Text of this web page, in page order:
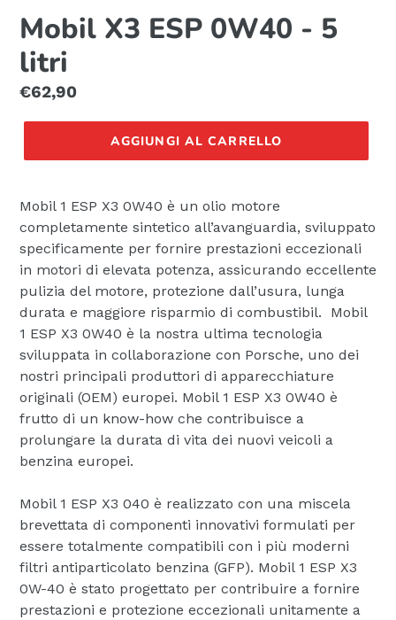
Mobil X3 ESP 0W40 - 5
litri
Prezzo
di
€62,90
AGGIUNGI AL CARRELLO
Mobil 1 ESP X3 0W40 è un olio motore
completamente sintetico all’avanguardia, sviluppato
specificamente per fornire prestazioni eccezionali
in motori di elevata potenza, assicurando eccellente
pulizia del motore, protezione dall’usura, lunga
durata e maggiore risparmio di combustibil. Mobil
1 ESP X3 0W40 è la nostra ultima tecnologia
sviluppata in collaborazione con Porsche, uno dei
nostri principali produttori di apparecchiature
originali (OEM) europei. Mobil 1 ESP X3 0W40 è
frutto di un know-how che contribuisce a
prolungare la durata di vita dei nuovi veicoli a
benzina europei.
Mobil 1 ESP X3 040 è realizzato con una miscela
brevettata di componenti innovativi formulati per
essere totalmente compatibili con i più moderni
filtri antiparticolato benzina (GFP). Mobil 1 ESP X3
0W-40 è stato progettato per contribuire a fornire
prestazioni e protezione eccezionali unitamente a